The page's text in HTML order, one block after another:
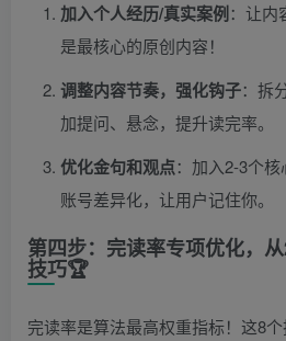
加入个人经历/真实案例：让内
是最核心的原创内容！
调整内容节奏，强化钩子：拆
加提问、悬念，提升读完率。
优化金句和观点：加入2-3个
账号差异化，让用户记住你。
第四步：完读率专项优化，
技巧🏆
完读率是算法最高权重指标！这8